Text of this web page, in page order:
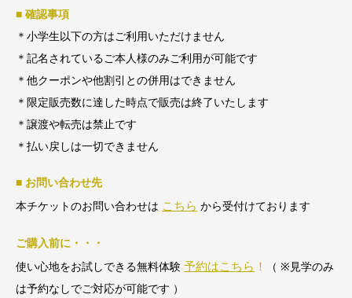
■ 確認事項
＊小学生以下の方はご利用いただけません
＊記名されているご本人様のみご利用が可能です
＊他クーポンや他割引との併用はできません
＊限定販売数に達した時点で販売は終了いたします
＊譲渡や転売は禁止です
＊払い戻しは一切できません
■ お問い合わせ先
本チケットのお問い合わせは こちら から受付けております
ご購入前に・・・
使い心地をお試しできる無料体験 予約はこちら ！
（ ※見学のみ
は予約なしでご対応が可能です ）